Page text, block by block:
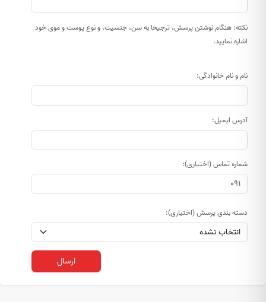
نکته: هنگام نوشتن پرسش، ترجیحا به سن، جنسیت، و نوع پوست و موی خود
اشاره نمایید.
نام و نام خانوادگی:
آدرس ایمیل:
شماره تماس (اختیاری):
دسته بندی پرسش (اختیاری):
ارسال